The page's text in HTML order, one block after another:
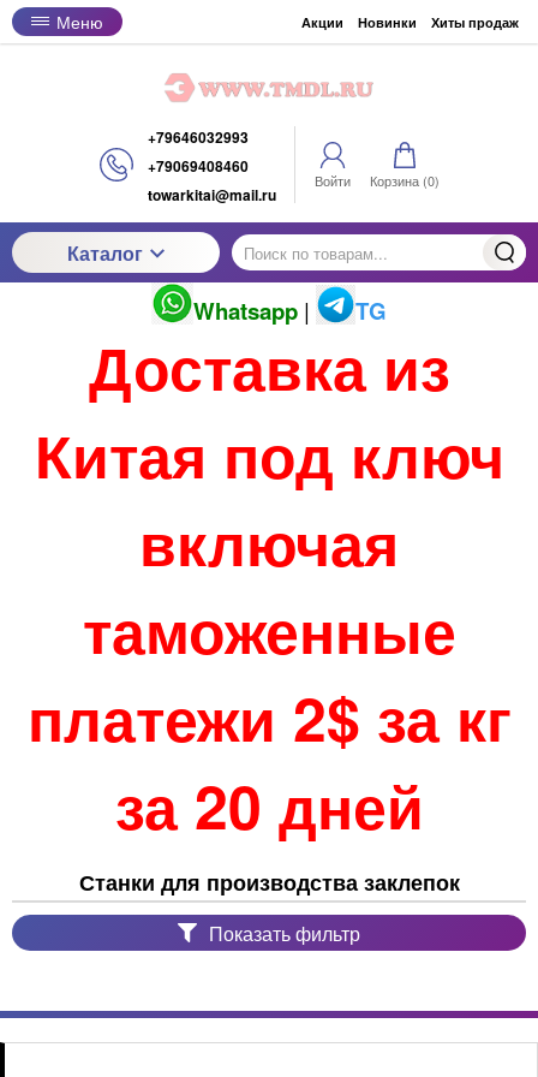
Меню Акции Новинки Хиты продаж
+79646032993
+79069408460
towarkitai@mail.ru
Войти Корзина (0)
Каталог
Whatsapp | TG
Доставка из
Китая под ключ
включая
таможенные
платежи 2$ за кг
за 20 дней
Станки для производства заклепок
Показать фильтр